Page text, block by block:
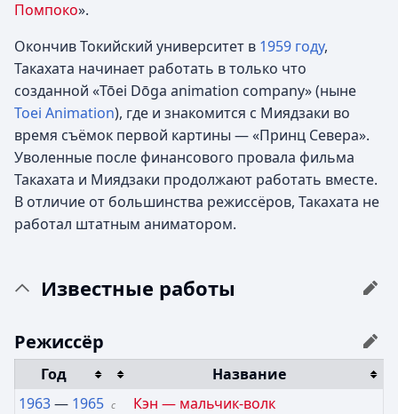
Помпоко».
Окончив Токийский университет в 1959 году,
Такахата начинает работать в только что
созданной «Tōei Dōga animation company» (ныне
Toei Animation), где и знакомится с Миядзаки во
время съёмок первой картины — «Принц Севера».
Уволенные после финансового провала фильма
Такахата и Миядзаки продолжают работать вместе.
В отличие от большинства режиссёров, Такахата не
работал штатным аниматором.
Известные работы
Режиссёр
Год
Название
1963— 1965 с
Кэн — мальчик-волк